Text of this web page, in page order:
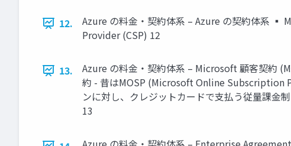
12.
Azure の料金・契約体系 – Azure の契約体系
Provider (CSP) 12
13.
Azure の料金・契約体系 – Microsoft 顧客契約
約 - 昔はMOSP (Microsoft Online Subscription
ンに対し、クレジットカードで支払う従量課金
13